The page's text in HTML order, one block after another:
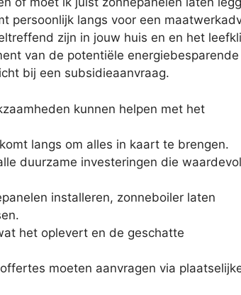
persoonlijk langs voor een
zijn in jouw huis en en het
van de potentiële
bij een subsidieaanvraag.
kunnen helpen met het
langs om alles in kaart te brengen.
duurzame investeringen die waardevol
installeren, zonneboiler laten
het oplevert en de geschatte
moeten aanvragen via